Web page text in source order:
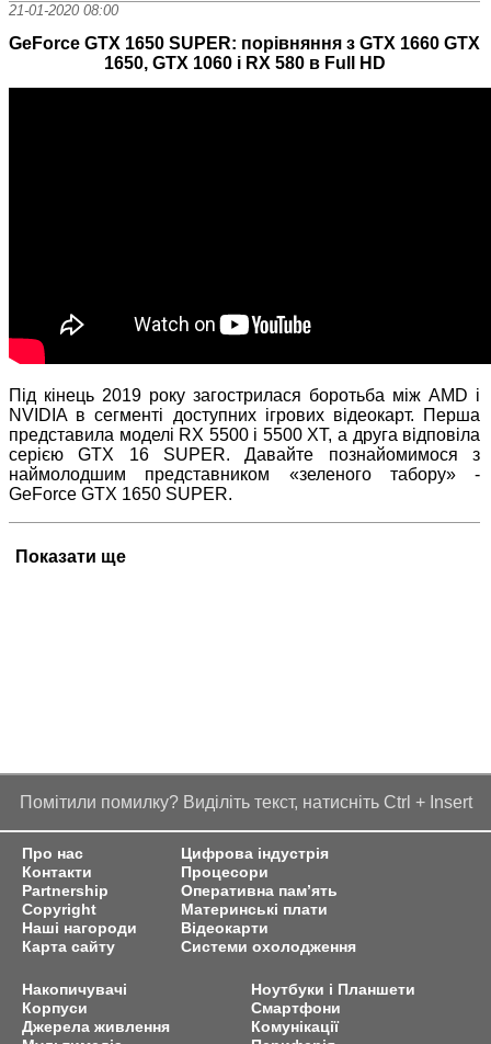
21-01-2020 08:00
GeForce GTX 1650 SUPER: порівняння з GTX 1660 GTX
1650, GTX 1060 і RX 580 в Full HD
Під кінець 2019 року загострилася боротьба між AMD і
NVIDIA в сегменті доступних ігрових відеокарт. Перша
представила моделі RX 5500 і 5500 XT, а друга відповіла
серією GTX 16 SUPER. Давайте познайомимося з
наймолодшим представником «зеленого табору» -
GeForce GTX 1650 SUPER.
Показати ще
Помітили помилку? Виділіть текст, натисніть Ctrl + Insert
Про нас
Контакти
Partnership
Copyright
Наші нагороди
Карта сайту
Цифрова індустрія
Процесори
Оперативна пам’ять
Материнські плати
Відеокарти
Системи охолодження
Накопичувачі
Корпуси
Джерела живлення
Ноутбуки і Планшети
Смартфони
Комунікації